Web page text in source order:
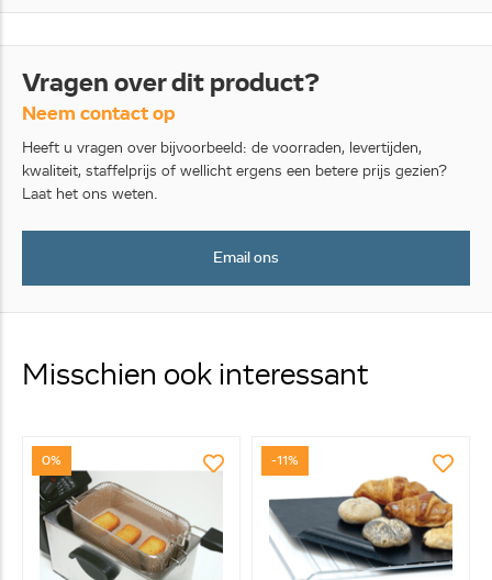
Vragen over dit product?
Neem contact op
Heeft u vragen over bijvoorbeeld: de voorraden, levertijden,
kwaliteit, staffelprijs of wellicht ergens een betere prijs gezien?
Laat het ons weten.
Email ons
Misschien ook interessant
0% -11%